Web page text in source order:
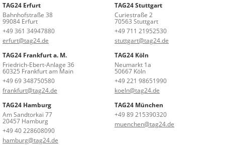
TAG24 Erfurt
Bahnhofstraße 38
99084 Erfurt
+49 361 34947880
erfurt@tag24.de
TAG24 Stuttgart
Curiestraße 2
70563 Stuttgart
+49 711 21952530
stuttgart@tag24.de
TAG24 Frankfurt a. M.
Friedrich-Ebert-Anlage 36
60325 Frankfurt am Main
+49 69 348750580
frankfurt@tag24.de
TAG24 Köln
Neumarkt 1a
50667 Köln
+49 221 98651990
koeln@tag24.de
TAG24 Hamburg
Am Sandtorkai 77
20457 Hamburg
+49 40 228608090
hamburg@tag24.de
TAG24 München
+49 89 215390320
muenchen@tag24.de